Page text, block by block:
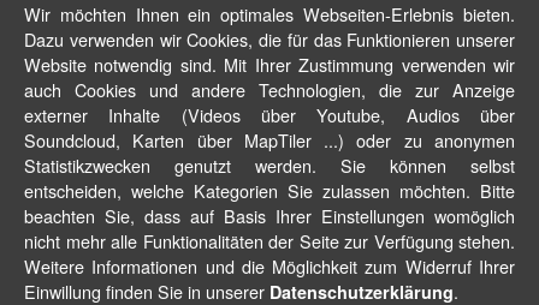
Wir möchten Ihnen ein optimales Webseiten-Erlebnis bieten.
Dazu verwenden wir Cookies, die für das Funktionieren unserer
Website notwendig sind. Mit Ihrer Zustimmung verwenden wir
auch Cookies und andere Technologien, die zur Anzeige
externer Inhalte (Videos über Youtube, Audios über
Soundcloud, Karten über MapTiler ...) oder zu anonymen
Statistikzwecken genutzt werden. Sie können selbst
entscheiden, welche Kategorien Sie zulassen möchten. Bitte
beachten Sie, dass auf Basis Ihrer Einstellungen womöglich
nicht mehr alle Funktionalitäten der Seite zur Verfügung stehen.
Weitere Informationen und die Möglichkeit zum Widerruf Ihrer
Einwillung finden Sie in unserer Datenschutzerklärung.